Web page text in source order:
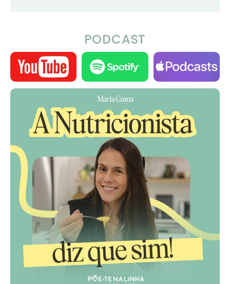
PODCAST